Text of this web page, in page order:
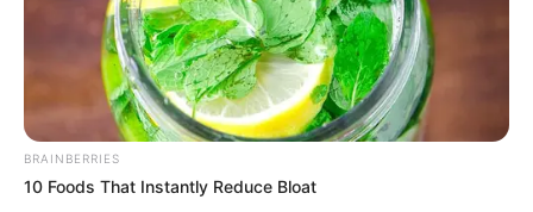
BRAINBERRIES
10 Foods That Instantly Reduce Bloat